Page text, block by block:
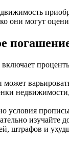
они могут
условия
изучайте
штрафов и